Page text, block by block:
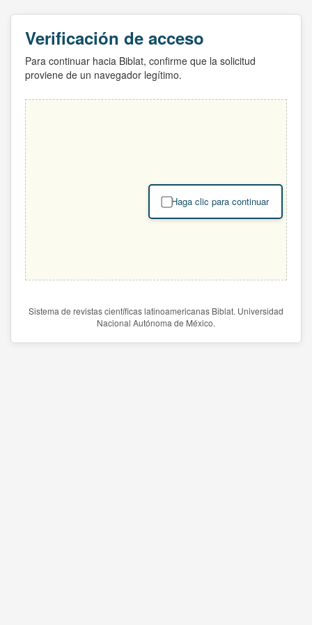
Verificación de acceso
Para continuar hacia Biblat, confirme que la solicitud
proviene de un navegador legítimo.
Haga clic para continuar
Sistema de revistas científicas latinoamericanas Biblat. Universidad
Nacional Autónoma de México.